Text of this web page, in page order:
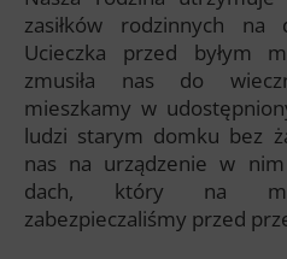
zasiłków rodzinnych na
Ucieczka przed byłym
zmusiła nas do
mieszkamy w
ludzi starym domku bez
nas na urządzenie w
dach, który na
zabezpieczaliśmy przed